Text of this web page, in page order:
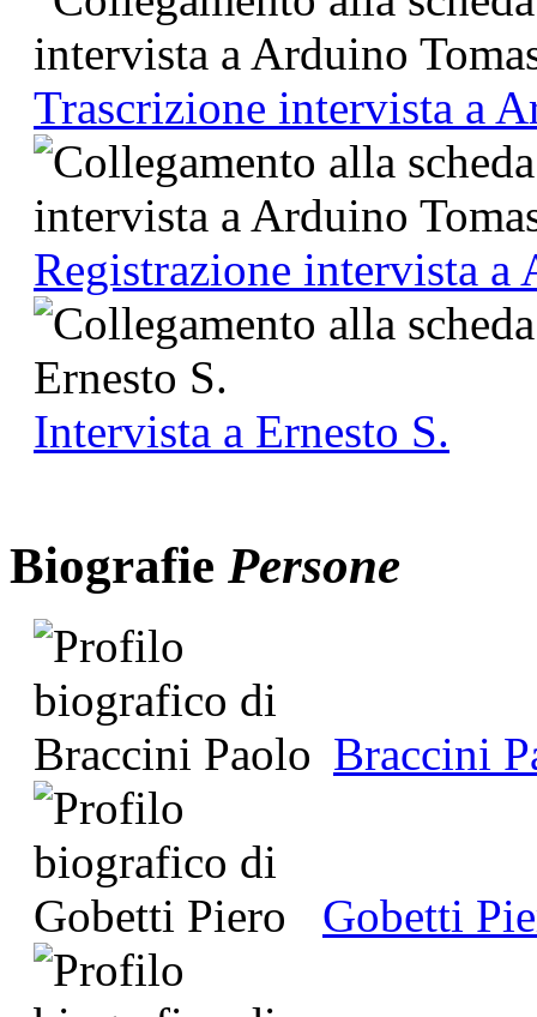
Trascrizione intervista a
Registrazione intervista a
Intervista a Ernesto S.
Biografie Persone
Braccini
Gobetti